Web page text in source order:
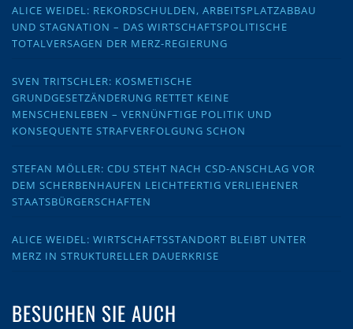
ALICE WEIDEL: REKORDSCHULDEN, ARBEITSPLATZABBAU
UND STAGNATION – DAS WIRTSCHAFTSPOLITISCHE
TOTALVERSAGEN DER MERZ-REGIERUNG
SVEN TRITSCHLER: KOSMETISCHE
GRUNDGESETZÄNDERUNG RETTET KEINE
MENSCHENLEBEN – VERNÜNFTIGE POLITIK UND
KONSEQUENTE STRAFVERFOLGUNG SCHON
STEFAN MÖLLER: CDU STEHT NACH CSD-ANSCHLAG VOR
DEM SCHERBENHAUFEN LEICHTFERTIG VERLIEHENER
STAATSBÜRGERSCHAFTEN
ALICE WEIDEL: WIRTSCHAFTSSTANDORT BLEIBT UNTER
MERZ IN STRUKTURELLER DAUERKRISE
BESUCHEN SIE AUCH